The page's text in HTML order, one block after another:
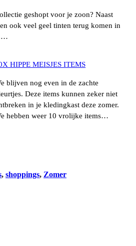
geshopt voor je zoon? Naast
ook veel geel tinten terug komen in
HIPPE MEISJES ITEMS
blijven nog even in de zachte
Deze items kunnen zeker niet
in je kledingkast deze zomer.
hebben weer 10 vrolijke items…
, shoppings, Zomer